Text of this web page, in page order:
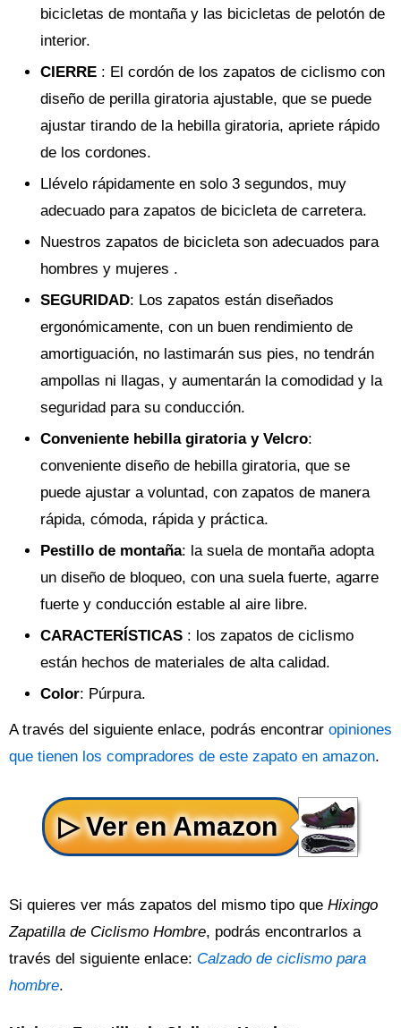
bicicletas de montaña y las bicicletas de pelotón de
interior.
CIERRE : El cordón de los zapatos de ciclismo con
diseño de perilla giratoria ajustable, que se puede
ajustar tirando de la hebilla giratoria, apriete rápido
de los cordones.
Llévelo rápidamente en solo 3 segundos, muy
adecuado para zapatos de bicicleta de carretera.
Nuestros zapatos de bicicleta son adecuados para
hombres y mujeres .
SEGURIDAD: Los zapatos están diseñados
ergonómicamente, con un buen rendimiento de
amortiguación, no lastimarán sus pies, no tendrán
ampollas ni llagas, y aumentarán la comodidad y la
seguridad para su conducción.
Conveniente hebilla giratoria y Velcro:
conveniente diseño de hebilla giratoria, que se
puede ajustar a voluntad, con zapatos de manera
rápida, cómoda, rápida y práctica.
Pestillo de montaña: la suela de montaña adopta
un diseño de bloqueo, con una suela fuerte, agarre
fuerte y conducción estable al aire libre.
CARACTERÍSTICAS : los zapatos de ciclismo
están hechos de materiales de alta calidad.
Color: Púrpura.
A través del siguiente enlace, podrás encontrar opiniones
que tienen los compradores de este zapato en amazon.
Si quieres ver más zapatos del mismo tipo que Hixingo
Zapatilla de Ciclismo Hombre, podrás encontrarlos a
través del siguiente enlace: Calzado de ciclismo para
hombre.